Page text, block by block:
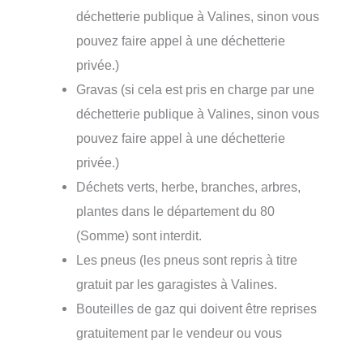
déchetterie publique à Valines, sinon vous
pouvez faire appel à une déchetterie
privée.)
Gravas (si cela est pris en charge par une
déchetterie publique à Valines, sinon vous
pouvez faire appel à une déchetterie
privée.)
Déchets verts, herbe, branches, arbres,
plantes dans le département du 80
(Somme) sont interdit.
Les pneus (les pneus sont repris à titre
gratuit par les garagistes à Valines.
Bouteilles de gaz qui doivent être reprises
gratuitement par le vendeur ou vous